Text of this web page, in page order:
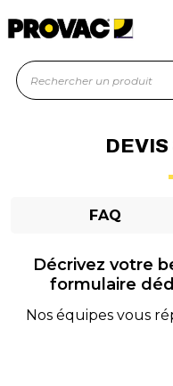
équipement ?
FAQ
Décrivez votre
formulaire
Nos équipes vous